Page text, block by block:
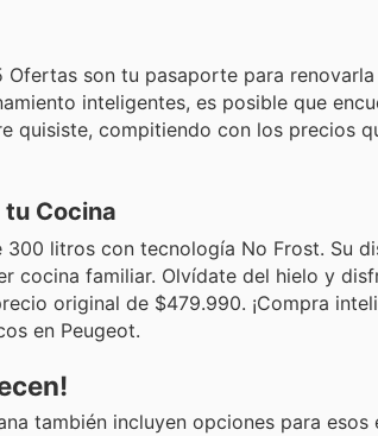
son tu pasaporte para
inteligentes, es posible que
quisiste, compitiendo con los precios
Cocina
litros con tecnología No Frost. Su
cocina familiar. Olvídate del hielo y
original de $479.990. ¡Compra
en Peugeot.
también incluyen opciones para esos